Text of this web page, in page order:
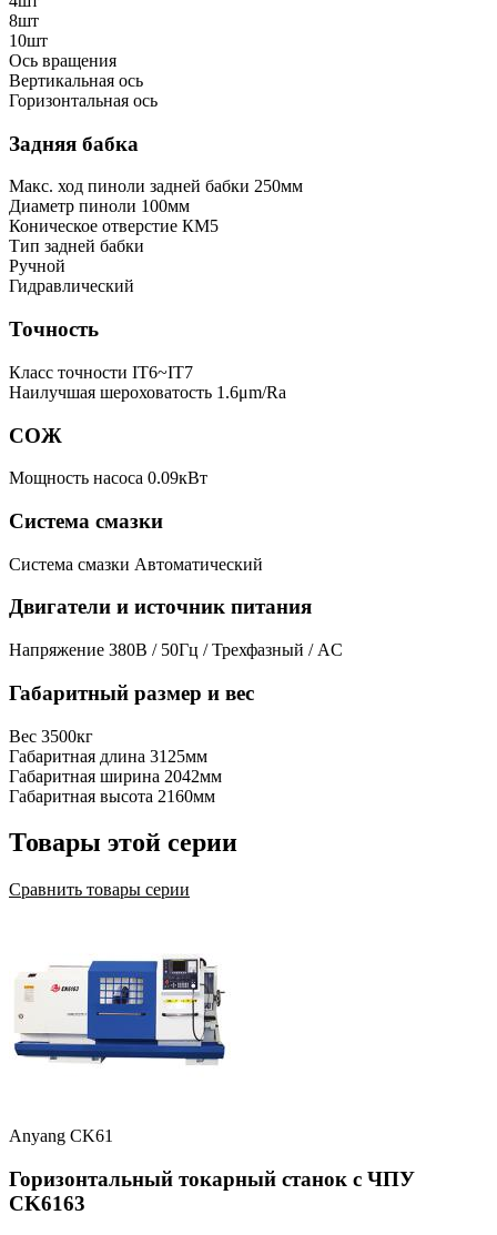
8шт
10шт
Ось вращения
Вертикальная ось
Горизонтальная ось
Задняя бабка
Макс. ход пиноли задней бабки 250мм
Диаметр пиноли 100мм
Коническое отверстие КМ5
Тип задней бабки
Ручной
Гидравлический
Точность
Класс точности IT6~IT7
Наилучшая шероховатость 1.6μm/Ra
СОЖ
Мощность насоса 0.09кВт
Система смазки
Система смазки Автоматический
Двигатели и источник питания
Напряжение 380В / 50Гц / Трехфазный / AC
Габаритный размер и вес
Вес 3500кг
Габаритная длина 3125мм
Габаритная ширина 2042мм
Габаритная высота 2160мм
Товары этой серии
Сравнить товары серии
Anyang CK61
Горизонтальный токарный станок с ЧПУ
CK6163